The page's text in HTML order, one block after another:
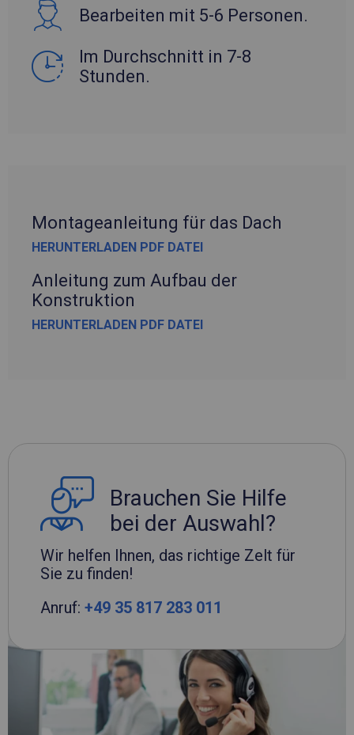
Bearbeiten mit 5-6 Personen.
Im Durchschnitt in 7-8
Stunden.
Montageanleitung für das Dach
HERUNTERLADEN PDF DATEI
Anleitung zum Aufbau der
Konstruktion
HERUNTERLADEN PDF DATEI
Brauchen Sie Hilfe
bei der Auswahl?
Wir helfen Ihnen, das richtige Zelt für
Sie zu finden!
Anruf: +49 35 817 283 011